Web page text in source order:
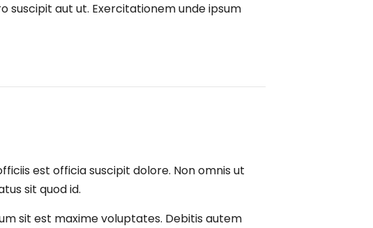
suscipit aut ut. Exercitationem unde ipsum
est officia suscipit dolore. Non omnis ut
sit quod id.
sit est maxime voluptates. Debitis autem